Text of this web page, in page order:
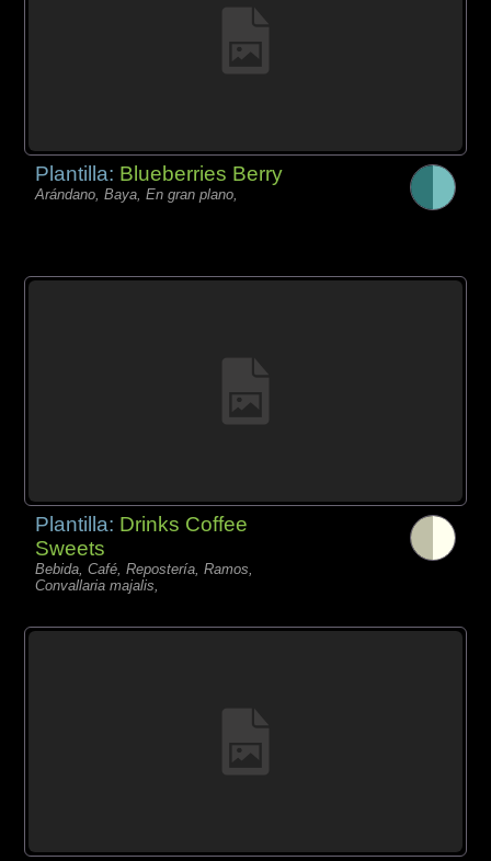
Plantilla: Blueberries Berry
Arándano, Baya, En gran plano,
Plantilla: Drinks Coffee
Sweets
Bebida, Café, Repostería, Ramos,
Convallaria majalis,